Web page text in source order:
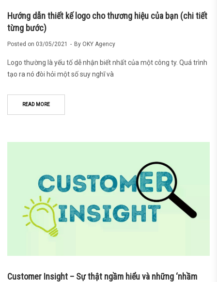
Hướng dẫn thiết kế logo cho thương hiệu của bạn (chi tiết
từng bước)
Posted on 03/05/2021 By OKY Agency
Logo thường là yếu tố dễ nhận biết nhất của một công ty. Quá trình
tạo ra nó đòi hỏi một số suy nghĩ và
READ MORE
Customer Insight – Sự thật ngầm hiểu và những ‘nhầm